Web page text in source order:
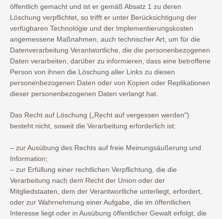
öffentlich gemacht und ist er gemäß Absatz 1 zu deren
Löschung verpflichtet, so trifft er unter Berücksichtigung der
verfügbaren Technologie und der Implementierungskosten
angemessene Maßnahmen, auch technischer Art, um für die
Datenverarbeitung Verantwortliche, die die personenbezogenen
Daten verarbeiten, darüber zu informieren, dass eine betroffene
Person von ihnen die Löschung aller Links zu diesen
personenbezogenen Daten oder von Kopien oder Replikationen
dieser personenbezogenen Daten verlangt hat.
Das Recht auf Löschung („Recht auf vergessen werden")
besteht nicht, soweit die Verarbeitung erforderlich ist:
– zur Ausübung des Rechts auf freie Meinungsäußerung und
Information;
– zur Erfüllung einer rechtlichen Verpflichtung, die die
Verarbeitung nach dem Recht der Union oder der
Mitgliedstaaten, dem der Verantwortliche unterliegt, erfordert,
oder zur Wahrnehmung einer Aufgabe, die im öffentlichen
Interesse liegt oder in Ausübung öffentlicher Gewalt erfolgt, die